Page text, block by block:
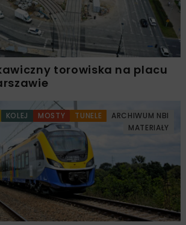
torowiska na placu
KOLEJ MOSTY TUNELE
ARCHIWUM NBI
MATERIAŁY